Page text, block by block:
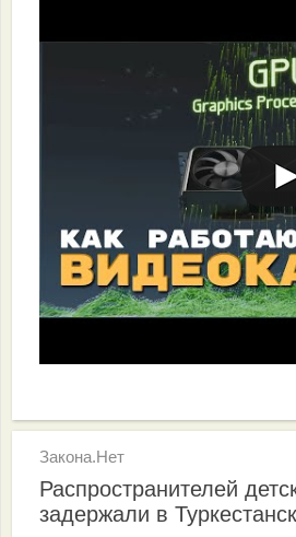
Закона.Нет
Распространителей
задержали в